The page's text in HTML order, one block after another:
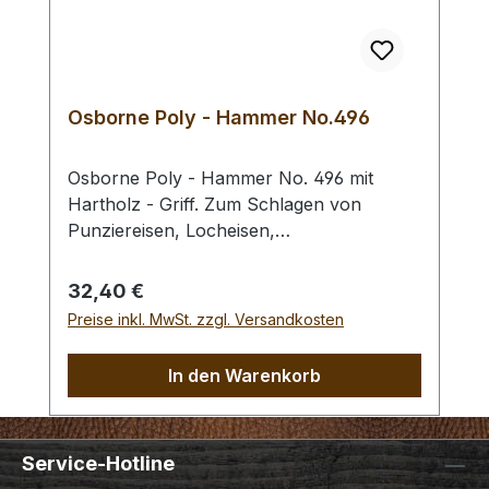
Osborne Poly - Hammer No.496
Osborne Poly - Hammer No. 496 mit
Hartholz - Griff. Zum Schlagen von
Punziereisen, Locheisen,
Schlagfläche. Wenig Rückschlag durch
schlagabsorbierenden Poly -
Hammerkopf. 240 gr Gesamtgewicht /
Regulärer Preis:
32,40 €
Preise inkl. MwSt. zzgl. Versandkosten
In den Warenkorb
Service-Hotline